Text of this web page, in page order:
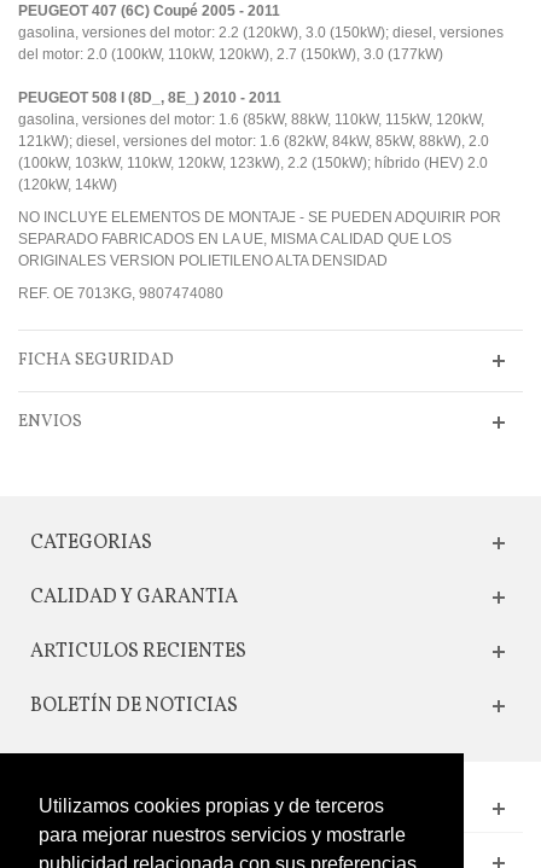
Utilizamos cookies propias y de terceros
para mejorar nuestros servicios y mostrarle
PEUGEOT 407 (6C) Coupé 2005 - 2011
gasolina, versiones del motor: 2.2 (120kW), 3.0 (150kW); diesel, versiones
del motor: 2.0 (100kW, 110kW, 120kW), 2.7 (150kW), 3.0 (177kW)
PEUGEOT 508 I (8D_, 8E_) 2010 - 2011
gasolina, versiones del motor: 1.6 (85kW, 88kW, 110kW, 115kW, 120kW,
121kW); diesel, versiones del motor: 1.6 (82kW, 84kW, 85kW, 88kW), 2.0
(100kW, 103kW, 110kW, 120kW, 123kW), 2.2 (150kW); híbrido (HEV) 2.0
(120kW, 14kW)
NO INCLUYE ELEMENTOS DE MONTAJE - SE PUEDEN ADQUIRIR POR
SEPARADO FABRICADOS EN LA UE, MISMA CALIDAD QUE LOS
ORIGINALES VERSION POLIETILENO ALTA DENSIDAD
REF. OE 7013KG, 9807474080
FICHA SEGURIDAD
ENVIOS
CATEGORIAS
CALIDAD Y GARANTIA
ARTICULOS RECIENTES
BOLETÍN DE NOTICIAS
CONTACTO